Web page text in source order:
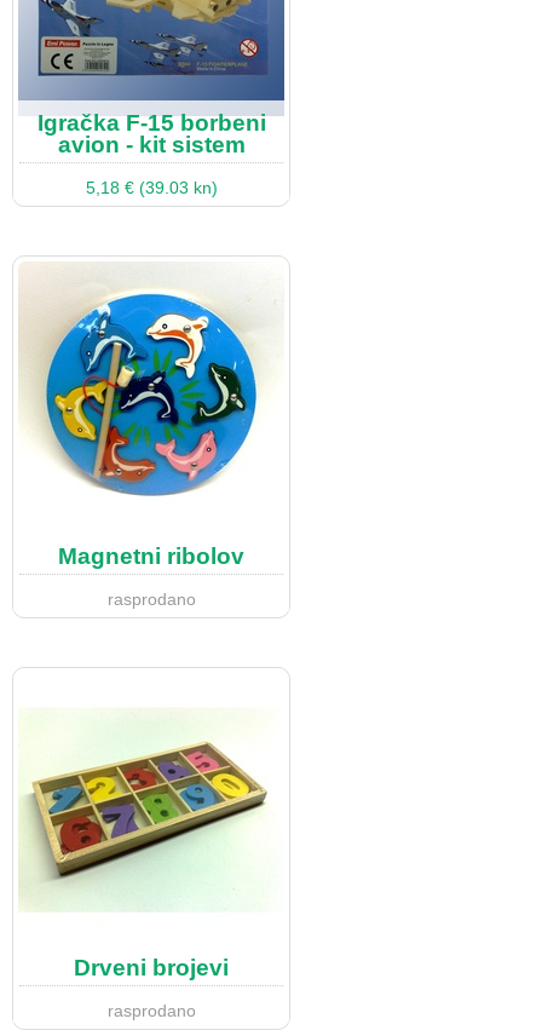
Igračka F-15 borbeni
avion - kit sistem
5,18 € (39.03 kn)
Magnetni ribolov
rasprodano
Drveni brojevi
rasprodano